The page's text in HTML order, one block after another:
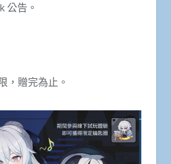
公告。
，贈完為止。